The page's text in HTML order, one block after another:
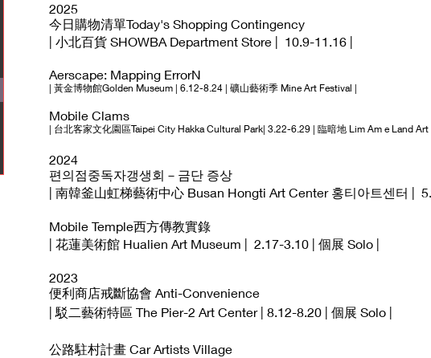
2025
今日購物清單Today's Shopping Contingency
| 小北百貨 SHOWBA Department Store | 10.9-11.16 |
Aerscape: Mapping ErrorN
| 黃金博物館Golden Museum | 6.12-8.24 | 礦山藝術季 Mine Art Festival |
Mobile Clams
| 台北客家文化園區Taipei City Hakka Cultural Park| 3.22-6.29 | 臨暗地 Lim Am e Land Art
2024
편의점중독자갱생회－금단 증상
| 南韓釜山虹梯藝術中心 Busan Hongti Art Center 홍티아트센터 |
Mobile Temple西方傳教實錄
| 花蓮美術館 Hualien Art Museum | 2.17-3.10 | 個展 Solo |
2023
便利商店戒斷協會 Anti-Convenience
| 駁二藝術特區 The Pier-2 Art Center | 8.12-8.20 | 個展 Solo |
公路駐村計畫 Car Artists Village